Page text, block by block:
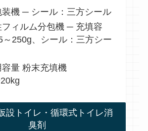
装機 ─ シール：三方シール
フィルム分包機 ─ 充填容
～250g、シール：三方シー
容量 粉末充填機
設トイレ・循環式トイレ消
臭剤